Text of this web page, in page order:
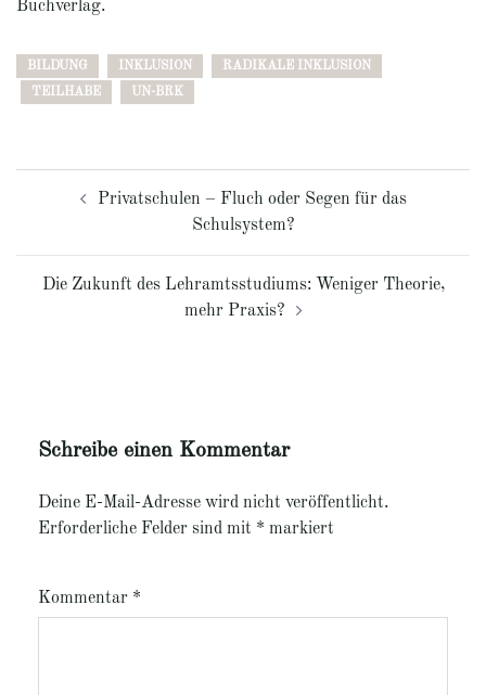
Buchverlag.
BILDUNG INKLUSION
RADIKALE INKLUSION
TEILHABE
UN-BRK
Privatschulen – Fluch oder Segen für das
Schulsystem?
Die Zukunft des Lehramtsstudiums: Weniger Theorie,
mehr Praxis?
Schreibe einen Kommentar
Deine E-Mail-Adresse wird nicht veröffentlicht.
Erforderliche Felder sind mit * markiert
Kommentar *